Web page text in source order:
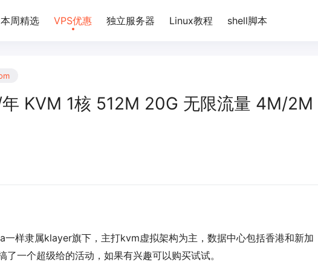
本周精选 VPS优惠 独立服务器 Linux教程 shell脚本
KVM 1核 512M 20G 无限流量 4M/2M
样隶属klayer旗下，主打kvm虚拟架构为主，数据中心包括香港和新加
一个超级给的活动，如果有兴趣可以购买试试。